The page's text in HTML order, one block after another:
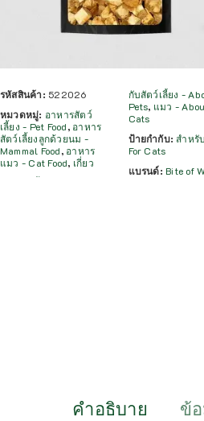
รหัสสินค้า: 522026
หมวดหมู่: อาหารสัตว์
เลี้ยง - Pet Food, อาหาร
สัตว์เลี้ยงลูกด้วยนม -
Mammal Food, อาหาร
แมว - Cat Food, เกี่ยว
กับสัตว์เลี้ยง -
Pets, แมว -
Cats
ป้ายกำกับ:สำหรั
For Cats
แบรนด์: Bite of
คำอธิบาย ข้